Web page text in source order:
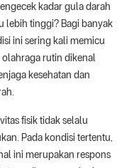
kadar gula darah
lebih tinggi? Bagi banyak
ini sering kali memicu
olahraga rutin dikenal
kesehatan dan
fisik tidak selalu
Pada kondisi tertentu,
ini merupakan respons